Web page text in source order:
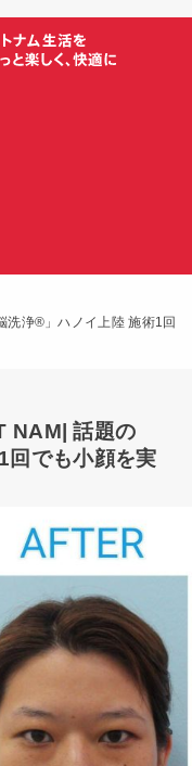
洗浄®」ハノイ上陸 施術1回
NAM| 話題の
回でも小顔を実